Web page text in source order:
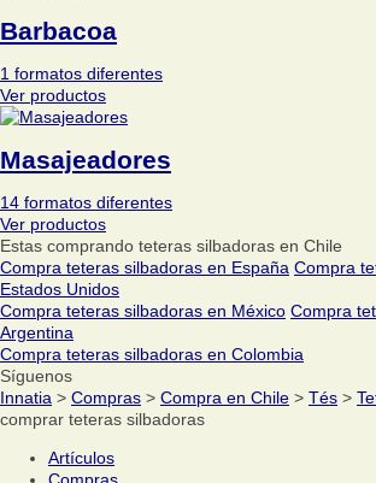
Barbacoa
1 formatos diferentes
Ver productos
Masajeadores
14 formatos diferentes
Ver productos
Estas comprando teteras silbadoras en Chile
Compra teteras silbadoras en España Compra
Estados Unidos
Compra teteras silbadoras en México Compra
Argentina
Compra teteras silbadoras en Colombia
Síguenos
Innatia > Compras > Compra en Chile > Tés >
comprar teteras silbadoras
Artículos